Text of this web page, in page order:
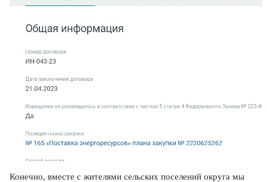
Конечно, вместе с жителями сельских поселений округа мы